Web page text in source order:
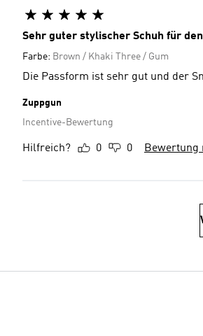
Sehr guter stylischer Schuh für
Farbe: Brown / Khaki Three / Gum
Die Passform ist sehr gut und der
Zuppgun
Incentive-Bewertung
Hilfreich? 0 0 Bewertung